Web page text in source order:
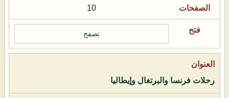
10
تصفح
رحلات فرنسا والبرتغال وإيطاليا